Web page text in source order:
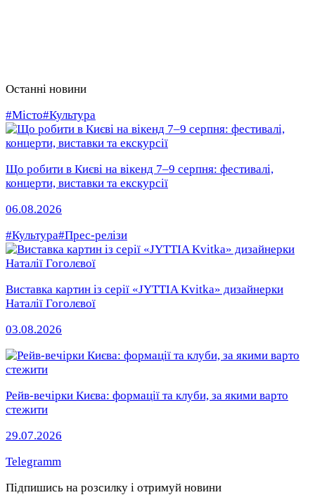
Останні новини
#Місто#Культура
Що робити в Києві на вікенд 7–9 серпня: фестивалі,
концерти, виставки та екскурсії
06.08.2026
#Культура#Прес-релізи
Виставка картин із серії «JYTTIA Kvitka» дизайнерки
Наталії Гоголєвої
03.08.2026
Рейв-вечірки Києва: формації та клуби, за якими варто
стежити
29.07.2026
Telegramm
Підпишись на розсилку і отримуй новини